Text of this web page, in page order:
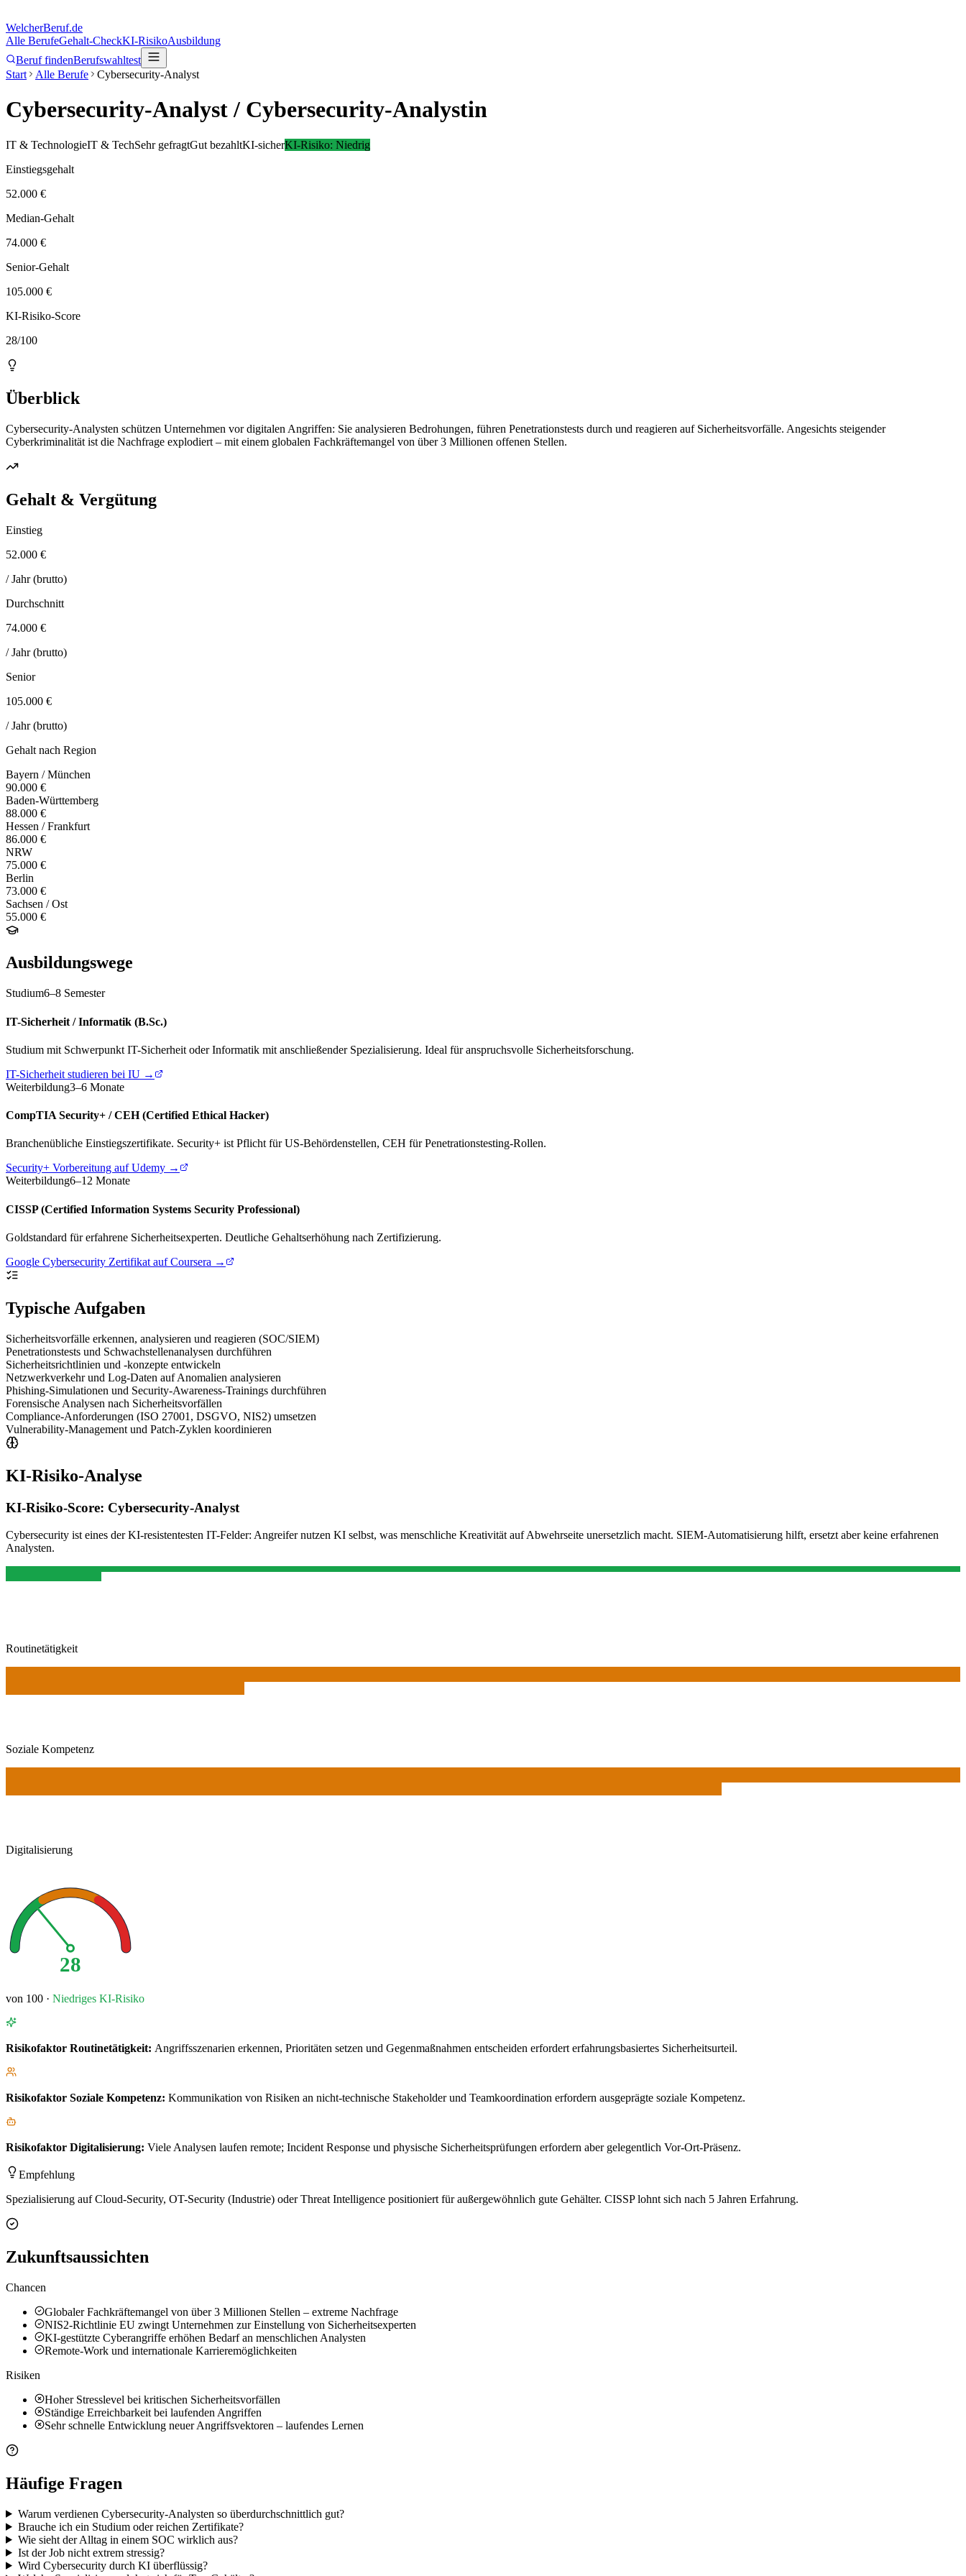
WelcherBeruf.de
Alle BerufeGehalt-CheckKI-RisikoAusbildung
Beruf findenBerufswahltest
Start
Alle Berufe Cybersecurity-Analyst
Cybersecurity-Analyst/ Cybersecurity-Analystin
IT & TechnologieIT & TechSehr gefragtGut bezahltKI-sicherKI-Risiko: Niedrig
Einstiegsgehalt
52.000 €
Median-Gehalt
74.000 €
Senior-Gehalt
105.000 €
KI-Risiko-Score
28/100
Überblick
Cybersecurity-Analysten schützen Unternehmen vor digitalen Angriffen: Sie analysieren Bedrohungen, führen Penetrationstests durch und reagieren auf Sicherheitsvorfälle. Angesichts steigender
Cyberkriminalität ist die Nachfrage explodiert – mit einem globalen Fachkräftemangel von über 3 Millionen offenen Stellen.
Gehalt & Vergütung
Einstieg
52.000 €
/ Jahr (brutto)
Durchschnitt
74.000 €
/ Jahr (brutto)
Senior
105.000 €
/ Jahr (brutto)
Gehalt nach Region
Bayern / München
90.000 €
Baden-Württemberg
88.000 €
Hessen / Frankfurt
86.000 €
NRW
75.000 €
Berlin
73.000 €
Sachsen / Ost
55.000 €
Ausbildungswege
Studium6–8 Semester
IT-Sicherheit / Informatik (B.Sc.)
Studium mit Schwerpunkt IT-Sicherheit oder Informatik mit anschließender Spezialisierung. Ideal für anspruchsvolle Sicherheitsforschung.
IT-Sicherheit studieren bei IU →
Weiterbildung3–6 Monate
CompTIA Security+ / CEH (Certified Ethical Hacker)
Branchenübliche Einstiegszertifikate. Security+ ist Pflicht für US-Behördenstellen, CEH für Penetrationstesting-Rollen.
Security+ Vorbereitung auf Udemy →
Weiterbildung6–12 Monate
CISSP (Certified Information Systems Security Professional)
Goldstandard für erfahrene Sicherheitsexperten. Deutliche Gehaltserhöhung nach Zertifizierung.
Google Cybersecurity Zertifikat auf Coursera →
Typische Aufgaben
Sicherheitsvorfälle erkennen, analysieren und reagieren (SOC/SIEM)
Penetrationstests und Schwachstellenanalysen durchführen
Sicherheitsrichtlinien und -konzepte entwickeln
Netzwerkverkehr und Log-Daten auf Anomalien analysieren
Phishing-Simulationen und Security-Awareness-Trainings durchführen
Forensische Analysen nach Sicherheitsvorfällen
Compliance-Anforderungen (ISO 27001, DSGVO, NIS2) umsetzen
Vulnerability-Management und Patch-Zyklen koordinieren
KI-Risiko-Analyse
KI-Risiko-Score: Cybersecurity-Analyst
Cybersecurity ist eines der KI-resistentesten IT-Felder: Angreifer nutzen KI selbst, was menschliche Kreativität auf Abwehrseite unersetzlich macht. SIEM-Automatisierung hilft, ersetzt aber keine erfahrenen
Analysten.
Routinetätigkeit
Soziale Kompetenz
Digitalisierung
28
von 100 · Niedriges KI-Risiko
Risikofaktor Routinetätigkeit: Angriffsszenarien erkennen, Prioritäten setzen und Gegenmaßnahmen entscheiden erfordert erfahrungsbasiertes Sicherheitsurteil.
Risikofaktor Soziale Kompetenz: Kommunikation von Risiken an nicht-technische Stakeholder und Teamkoordination erfordern ausgeprägte soziale Kompetenz.
Risikofaktor Digitalisierung: Viele Analysen laufen remote; Incident Response und physische Sicherheitsprüfungen erfordern aber gelegentlich Vor-Ort-Präsenz.
Empfehlung
Spezialisierung auf Cloud-Security, OT-Security (Industrie) oder Threat Intelligence positioniert für außergewöhnlich gute Gehälter. CISSP lohnt sich nach 5 Jahren Erfahrung.
Zukunftsaussichten
Chancen
Globaler Fachkräftemangel von über 3 Millionen Stellen – extreme Nachfrage
NIS2-Richtlinie EU zwingt Unternehmen zur Einstellung von Sicherheitsexperten
KI-gestützte Cyberangriffe erhöhen Bedarf an menschlichen Analysten
Remote-Work und internationale Karrieremöglichkeiten
Risiken
Hoher Stresslevel bei kritischen Sicherheitsvorfällen
Ständige Erreichbarkeit bei laufenden Angriffen
Sehr schnelle Entwicklung neuer Angriffsvektoren – laufendes Lernen
Häufige Fragen
Warum verdienen Cybersecurity-Analysten so überdurchschnittlich gut?
Brauche ich ein Studium oder reichen Zertifikate?
Wie sieht der Alltag in einem SOC wirklich aus?
Ist der Job nicht extrem stressig?
Wird Cybersecurity durch KI überflüssig?